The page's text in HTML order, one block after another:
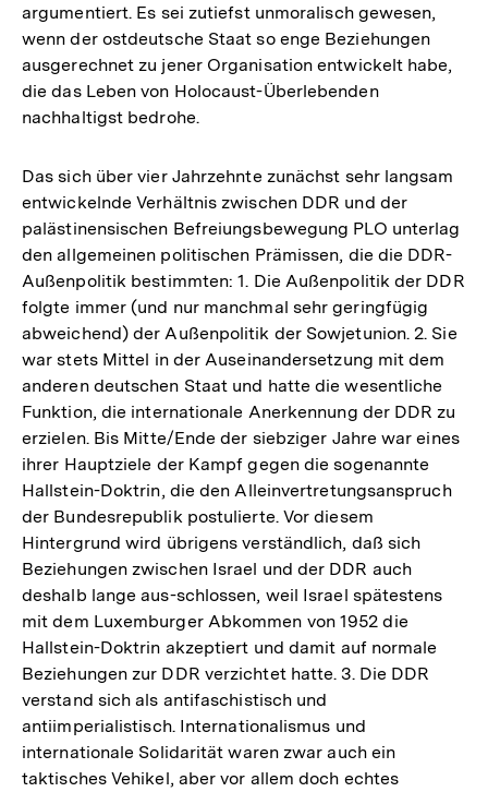
der
Fußnote
argumentiert. Es sei zutiefst unmoralisch gewesen,
wenn der ostdeutsche Staat so enge Beziehungen
ausgerechnet zu jener Organisation entwickelt habe,
die das Leben von Holocaust-Überlebenden
nachhaltigst bedrohe.
Das sich über vier Jahrzehnte zunächst sehr langsam
entwickelnde Verhältnis zwischen DDR und der
palästinensischen Befreiungsbewegung PLO unterlag
den allgemeinen politischen Prämissen, die die DDR-
Außenpolitik bestimmten: 1. Die Außenpolitik der DDR
folgte immer (und nur manchmal sehr geringfügig
abweichend) der Außenpolitik der Sowjetunion. 2. Sie
war stets Mittel in der Auseinandersetzung mit dem
anderen deutschen Staat und hatte die wesentliche
Funktion, die internationale Anerkennung der DDR zu
erzielen. Bis Mitte/Ende der siebziger Jahre war eines
ihrer Hauptziele der Kampf gegen die sogenannte
Hallstein-Doktrin, die den Alleinvertretungsanspruch
der Bundesrepublik postulierte. Vor diesem
Hintergrund wird übrigens verständlich, daß sich
Beziehungen zwischen Israel und der DDR auch
deshalb lange aus-schlossen, weil Israel spätestens
mit dem Luxemburger Abkommen von 1952 die
Hallstein-Doktrin akzeptiert und damit auf normale
Beziehungen zur DDR verzichtet hatte. 3. Die DDR
verstand sich als antifaschistisch und
antiimperialistisch. Internationalismus und
internationale Solidarität waren zwar auch ein
taktisches Vehikel, aber vor allem doch echtes